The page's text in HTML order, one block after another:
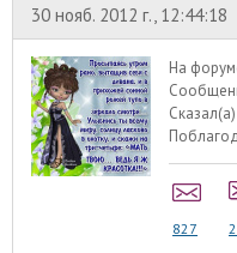
30 нояб. 2012 г., 12:44:18
На
827